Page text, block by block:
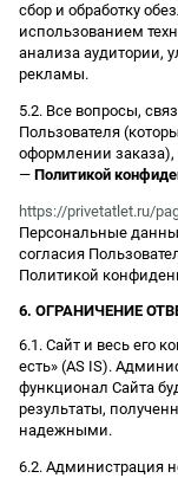
сбор и обработку
использованием
анализа аудитории,
рекламы.
5.2. Все вопросы,
Пользователя
оформлении
— Политикой
https://privetatlet.ru/
Персональные
согласия
Политикой
6. ОГРАНИЧЕНИЕ
6.1. Сайт и весь его
есть» (AS IS).
функционал Сайта
результаты,
надежными.
6.2. Администрация